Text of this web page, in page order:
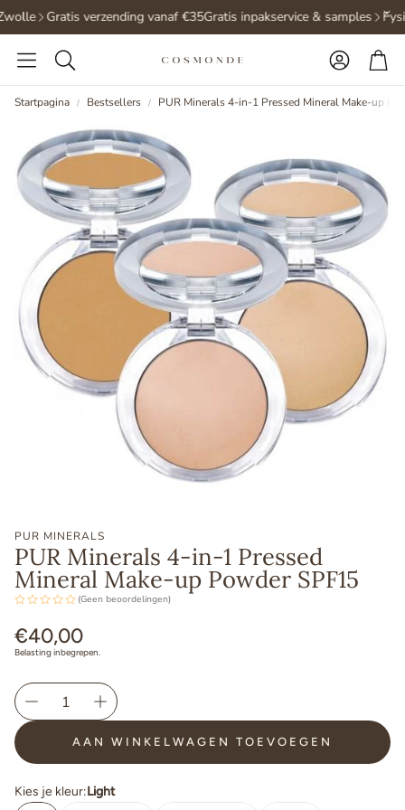
Gratis verzending vanaf €35Gratis inpakservice & samples
Zoeken
Startpagina Bestsellers PUR Minerals 4-in-1 Pressed Mineral Make-up
PUR MINERALS
PUR Minerals 4-in-1 Pressed
Mineral Make-up Powder SPF15
(Geen beoordelingen)
Normale
prijs
€40,00
Belasting inbegrepen.
AAN WINKELWAGEN TOEVOEGEN
Kies je kleur:Light